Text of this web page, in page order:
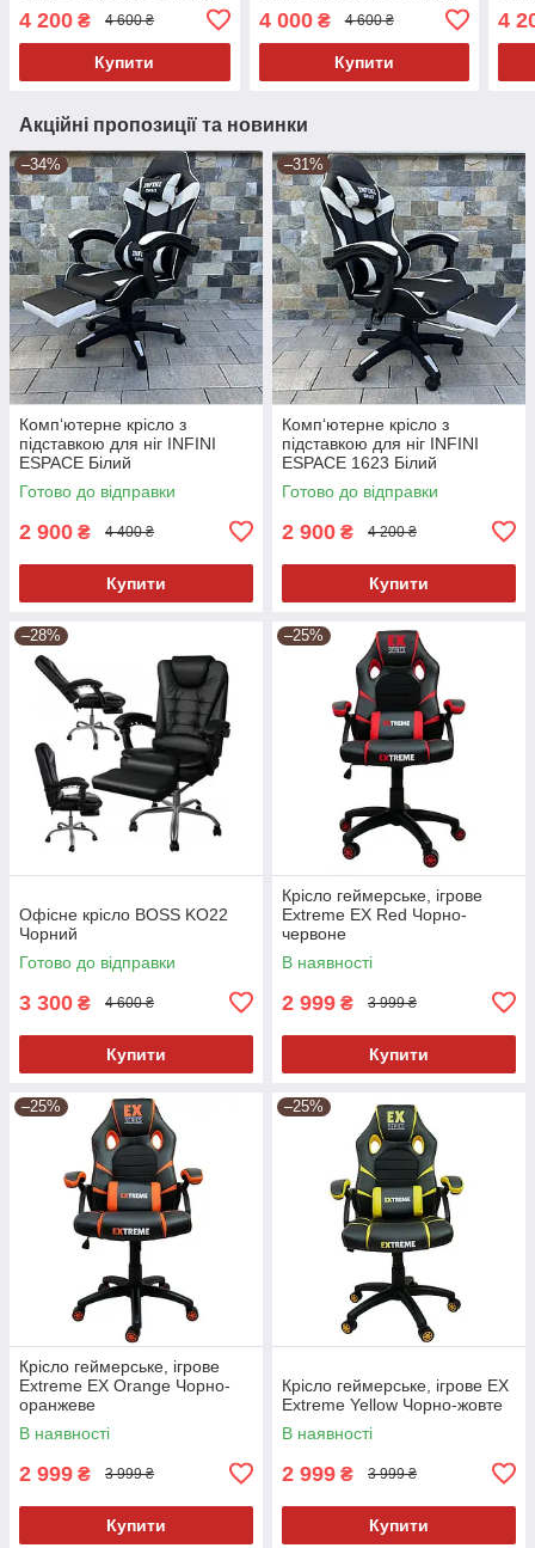
4 200 ₴ 4 600 ₴
Купити
4 000₴ 4 600 ₴
Купити
4
Акційні пропозиції та новинки
–34%
Комп‘ютерне крісло з
підставкою для ніг INFINI
ESPACE Білий
Готово до відправки
2 900 ₴ 4 400 ₴
Купити
–31%
Комп‘ютерне крісло з
підставкою для ніг INFINI
ESPACE 1623 Білий
Готово до відправки
2 900 ₴ 4 200 ₴
Купити
–28%
Офісне крісло BOSS KO22
Чорний
Готово до відправки
3 300 ₴ 4 600 ₴
Купити
–25%
Крісло геймерське, ігрове
Extreme EX Red Чорно-
червоне
В наявності
2 999 ₴ 3 999 ₴
Купити
–25%
Крісло геймерське, ігрове
Extreme EX Orange Чорно-
оранжеве
В наявності
2 999 ₴ 3 999 ₴
Купити
–25%
Крісло геймерське, ігрове EX
Extreme Yellow Чорно-жовте
В наявності
2 999 ₴ 3 999 ₴
Купити